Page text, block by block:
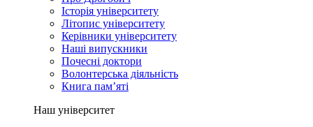
Історія університету
Літопис університету
Керівники університету
Наші випускники
Почесні доктори
Волонтерська діяльність
Книга пам’яті
Наш університет